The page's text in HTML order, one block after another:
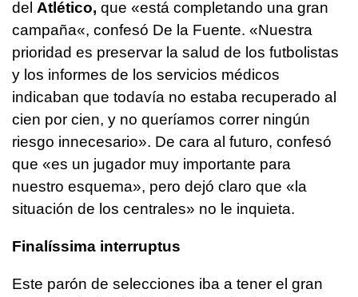
del Atlético, que «está completando una gran
campaña«, confesó De la Fuente. «Nuestra
prioridad es preservar la salud de los futbolistas
y los informes de los servicios médicos
indicaban que todavía no estaba recuperado al
cien por cien, y no queríamos correr ningún
riesgo innecesario». De cara al futuro, confesó
que «es un jugador muy importante para
nuestro esquema», pero dejó claro que «la
situación de los centrales» no le inquieta.
Finalíssima interruptus
Este parón de selecciones iba a tener el gran